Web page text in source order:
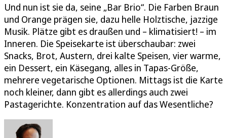
Und nun ist sie da, seine „Bar Brio“. Die Farben Braun
und Orange prägen sie, dazu helle Holztische, jazzige
Musik. Plätze gibt es draußen und – klimatisiert! – im
Inneren. Die Speisekarte ist überschaubar: zwei
Snacks, Brot, Austern, drei kalte Speisen, vier warme,
ein Dessert, ein Käsegang, alles in Tapas-Größe,
mehrere vegetarische Optionen. Mittags ist die Karte
noch kleiner, dann gibt es allerdings auch zwei
Pastagerichte. Konzentration auf das Wesentliche?